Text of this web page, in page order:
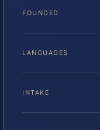
FOUNDED
LANGUAGES
INTAKE